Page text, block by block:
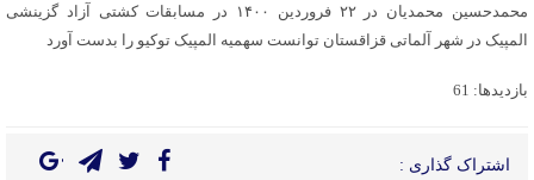
محمدحسین محمدیان در ۲۲ فروردین ۱۴۰۰ در مسابقات کشتی آزاد گزینشی
المپیک در شهر آلماتی قزاقستان توانست سهمیه المپیک توکیو را بدست آورد
بازدیدها: 61
اشتراک گذاری :